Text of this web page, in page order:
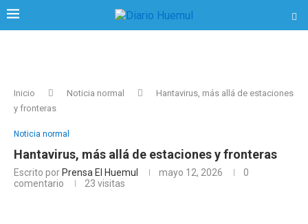
Inicio Noticia normal
Hantavirus, más allá de estaciones
y fronteras
Noticia normal
Hantavirus, más allá de estaciones y fronteras
Escrito por Prensa El Huemul mayo 12, 2026
0
comentario
23 visitas